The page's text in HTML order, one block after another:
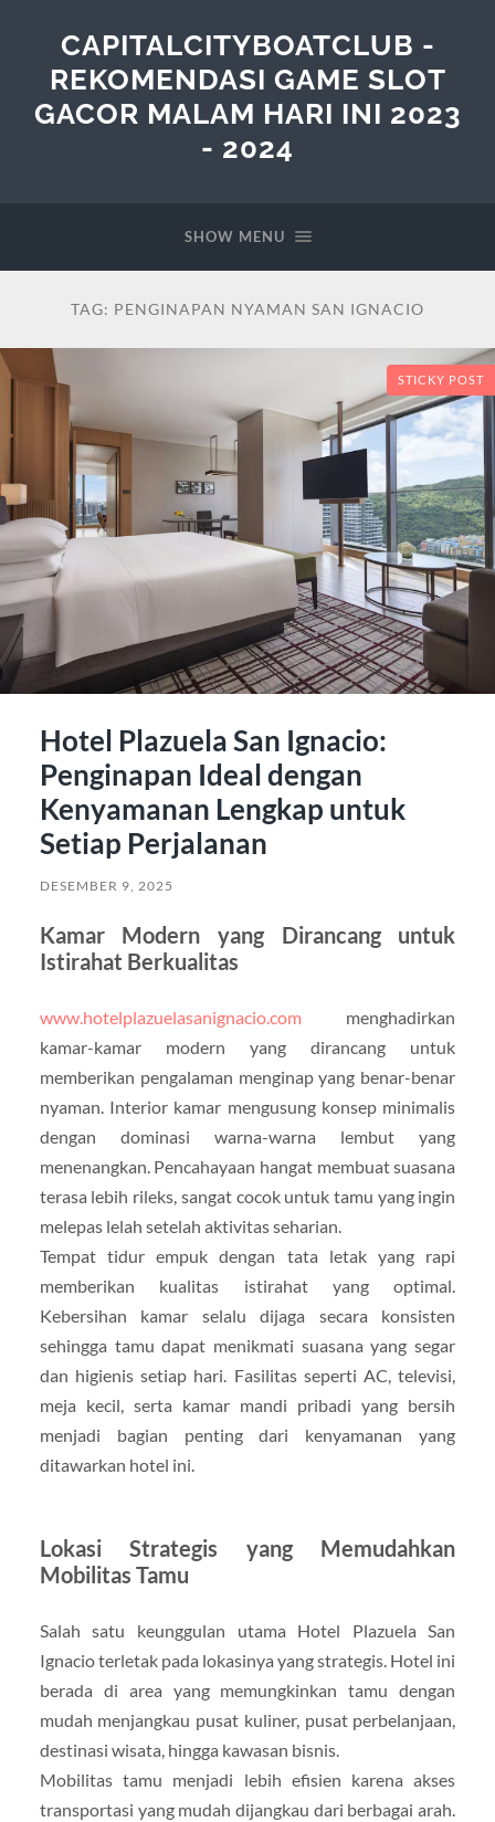
CAPITALCITYBOATCLUB -
REKOMENDASI GAME SLOT
GACOR MALAM HARI INI 2023
- 2024
SHOW MENU
TAG: PENGINAPAN NYAMAN SAN IGNACIO
STICKY POST
Hotel Plazuela San Ignacio:
Penginapan Ideal dengan
Kenyamanan Lengkap untuk
Setiap Perjalanan
DESEMBER 9, 2025
Kamar Modern yang Dirancang untuk
Istirahat Berkualitas
www.hotelplazuelasanignacio.com menghadirkan
kamar-kamar modern yang dirancang untuk
memberikan pengalaman menginap yang benar-benar
nyaman. Interior kamar mengusung konsep minimalis
dengan dominasi warna-warna lembut yang
menenangkan. Pencahayaan hangat membuat suasana
terasa lebih rileks, sangat cocok untuk tamu yang ingin
melepas lelah setelah aktivitas seharian.
Tempat tidur empuk dengan tata letak yang rapi
memberikan kualitas istirahat yang optimal.
Kebersihan kamar selalu dijaga secara konsisten
sehingga tamu dapat menikmati suasana yang segar
dan higienis setiap hari. Fasilitas seperti AC, televisi,
meja kecil, serta kamar mandi pribadi yang bersih
menjadi bagian penting dari kenyamanan yang
ditawarkan hotel ini.
Lokasi Strategis yang Memudahkan
Mobilitas Tamu
Salah satu keunggulan utama Hotel Plazuela San
Ignacio terletak pada lokasinya yang strategis. Hotel ini
berada di area yang memungkinkan tamu dengan
mudah menjangkau pusat kuliner, pusat perbelanjaan,
destinasi wisata, hingga kawasan bisnis.
Mobilitas tamu menjadi lebih efisien karena akses
transportasi yang mudah dijangkau dari berbagai arah.